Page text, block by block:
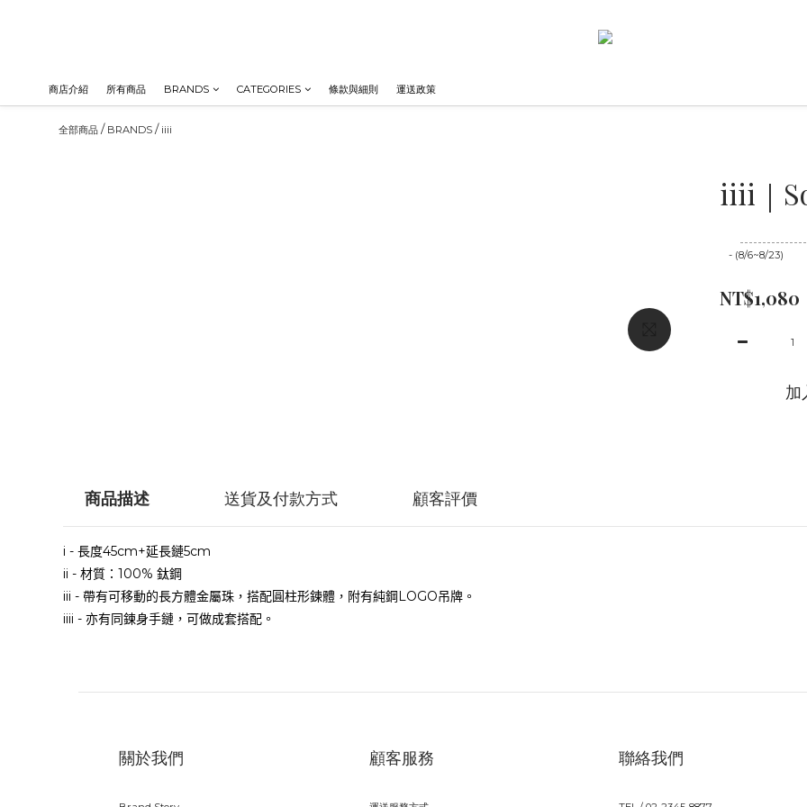
商店介紹 所有商品 BRANDS CATEGORIES 條款與細則 運送政策
全部商品 / BRANDS / iiii
iiii｜
- (8/6~8/23)
NT$1,080
加
商品描述 送貨及付款方式 顧客評價
i - 長度45cm+延長鏈5cm
ii - 材質： 100% 鈦鋼
iii - 帶有可移動的長方體金屬珠，搭配圓柱形鍊體 ，附有純鋼LOGO吊牌。
iiii - 亦有同鍊身手鏈，可做成套搭配。
關於我們 顧客服務 聯絡我們